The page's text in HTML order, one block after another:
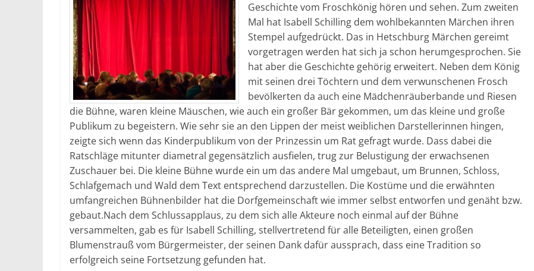
Geschichte vom Froschkönig hören und sehen. Zum zweiten
Mal hat Isabell Schilling dem wohlbekannten Märchen ihren
Stempel aufgedrückt. Das in Hetschburg Märchen gereimt
vorgetragen werden hat sich ja schon herumgesprochen. Sie
hat aber die Geschichte gehörig erweitert. Neben dem König
mit seinen drei Töchtern und dem verwunschenen Frosch
bevölkerten da auch eine Mädchenräuberbande und Riesen
die Bühne, waren kleine Mäuschen, wie auch ein großer Bär gekommen, um das kleine und große
Publikum zu begeistern. Wie sehr sie an den Lippen der meist weiblichen Darstellerinnen hingen,
zeigte sich wenn das Kinderpublikum von der Prinzessin um Rat gefragt wurde. Dass dabei die
Ratschläge mitunter diametral gegensätzlich ausfielen, trug zur Belustigung der erwachsenen
Zuschauer bei. Die kleine Bühne wurde ein um das andere Mal umgebaut, um Brunnen, Schloss,
Schlafgemach und Wald dem Text entsprechend darzustellen. Die Kostüme und die erwähnten
umfangreichen Bühnenbilder hat die Dorfgemeinschaft wie immer selbst entworfen und genäht bzw.
gebaut.Nach dem Schlussapplaus, zu dem sich alle Akteure noch einmal auf der Bühne
versammelten, gab es für Isabell Schilling, stellvertretend für alle Beteiligten, einen großen
Blumenstrauß vom Bürgermeister, der seinen Dank dafür aussprach, dass eine Tradition so
erfolgreich seine Fortsetzung gefunden hat.